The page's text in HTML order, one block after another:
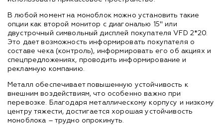
В любой момент на моноблок можно установить такие
опции как второй монитор с диагональю 15" или
двустрочный символьный дисплей покупателя VFD 2*20.
Это дает возможность информировать покупателя о
составе чека (контроль), информировать его об акциях и
спецпредложениях, проводить информирование и
рекламную компанию.
Металл обеспечивает повышенную устойчивость к
внешним воздействиям, что особенно важно при
перевозке. Благодаря металлическому корпусу и низкому
центру тяжести, достигается хорошая устойчивость
моноблока – трудно опрокинуть.